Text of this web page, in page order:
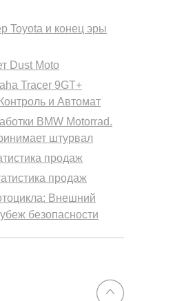
Toyota и конец эры
Dust Moto
Tracer 9GT+
и Автомат
BMW Motorrad.
штурвал
продаж
продаж
Внешний
безопасности